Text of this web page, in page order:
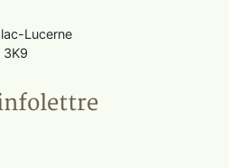
Lucerne
3K9